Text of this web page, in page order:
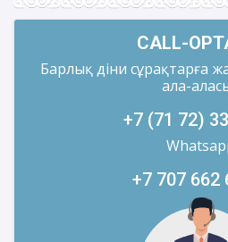
CALL-
Барлық діни сұрақтарға
ала-
+7 (71 72)
+7 707 662